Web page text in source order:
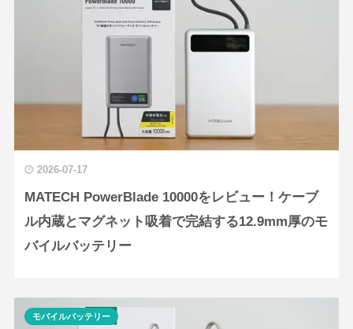
2026-07-17
MATECH PowerBlade 10000をレビュー！ケーブ
ル内蔵とマグネット吸着で完結する12.9mm厚のモ
バイルバッテリー
モバイルバッテリー